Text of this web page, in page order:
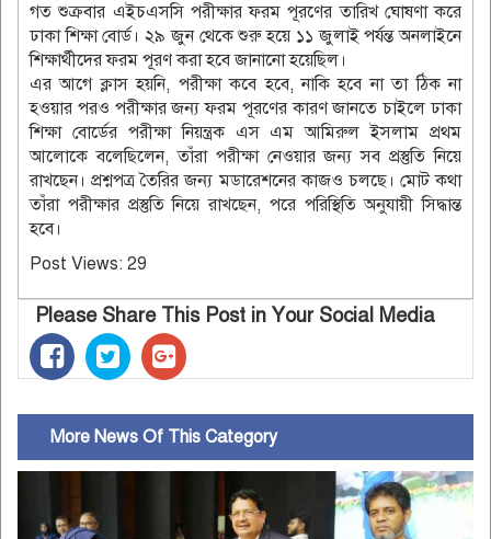
গত শুক্রবার এইচএসসি পরীক্ষার ফরম পূরণের তারিখ ঘোষণা করে
ঢাকা শিক্ষা বোর্ড। ২৯ জুন থেকে শুরু হয়ে ১১ জুলাই পর্যন্ত অনলাইনে
শিক্ষার্থীদের ফরম পূরণ করা হবে জানানো হয়েছিল।
এর আগে ক্লাস হয়নি, পরীক্ষা কবে হবে, নাকি হবে না তা ঠিক না
হওয়ার পরও পরীক্ষার জন্য ফরম পূরণের কারণ জানতে চাইলে ঢাকা
শিক্ষা বোর্ডের পরীক্ষা নিয়ন্ত্রক এস এম আমিরুল ইসলাম প্রথম
আলোকে বলেছিলেন, তাঁরা পরীক্ষা নেওয়ার জন্য সব প্রস্তুতি নিয়ে
রাখছেন। প্রশ্নপত্র তৈরির জন্য মডারেশনের কাজও চলছে। মোট কথা
তাঁরা পরীক্ষার প্রস্তুতি নিয়ে রাখছেন, পরে পরিস্থিতি অনুযায়ী সিদ্ধান্ত
হবে।
Post Views: 29
Please Share This Post in Your Social Media
More News Of This Category